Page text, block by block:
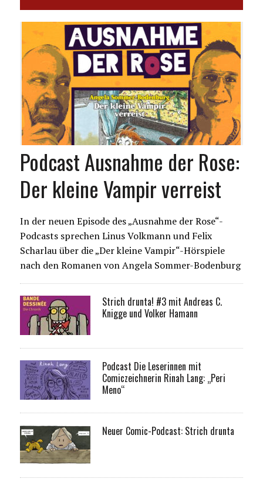
Podcast Ausnahme der Rose:
Der kleine Vampir verreist
In der neuen Episode des „Ausnahme der Rose“-
Podcasts sprechen Linus Volkmann und Felix
Scharlau über die „Der kleine Vampir“-Hörspiele
nach den Romanen von Angela Sommer-Bodenburg
Strich drunta! #3 mit Andreas C.
Knigge und Volker Hamann
Podcast Die Leserinnen mit
Comiczeichnerin Rinah Lang: „Peri
Meno“
Neuer Comic-Podcast: Strich drunta